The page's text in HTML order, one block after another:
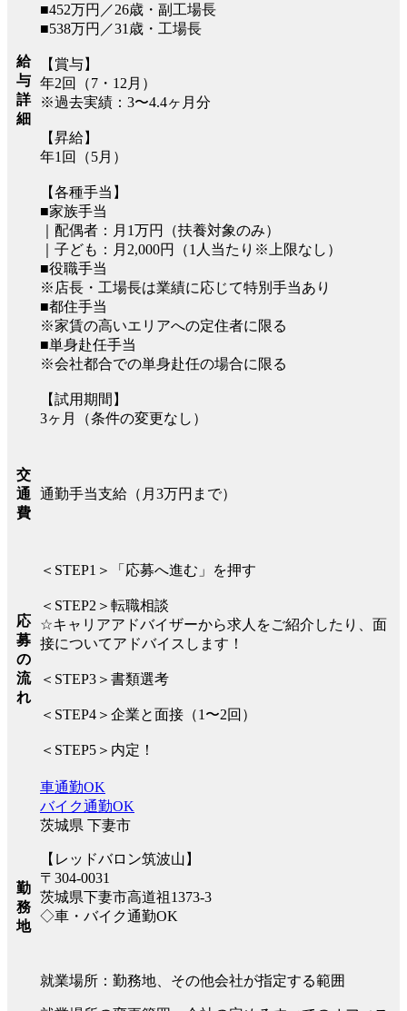
給
与
詳
細
■452万円／26歳・副工場長
■538万円／31歳・工場長
【賞与】
年2回（7・12月）
※過去実績：3〜4.4ヶ月分
【昇給】
年1回（5月）
【各種手当】
■家族手当
｜配偶者：月1万円（扶養対象のみ）
｜子ども：月2,000円（1人当たり※上限なし）
■役職手当
※店長・工場長は業績に応じて特別手当あり
■都住手当
※家賃の高いエリアへの定住者に限る
■単身赴任手当
※会社都合での単身赴任の場合に限る
【試用期間】
3ヶ月（条件の変更なし）
交
通
費
通勤手当支給（月3万円まで）
応
募
の
流
れ
＜STEP1＞「応募へ進む」を押す
＜STEP2＞転職相談
☆キャリアアドバイザーから求人をご紹介したり、面
接についてアドバイスします！
＜STEP3＞書類選考
＜STEP4＞企業と面接（1〜2回）
＜STEP5＞内定！
勤
務
地
車通勤OK
バイク通勤OK
茨城県 下妻市
【レッドバロン筑波山】
〒304-0031
茨城県下妻市高道祖1373-3
◇車・バイク通勤OK
就業場所：勤務地、その他会社が指定する範囲